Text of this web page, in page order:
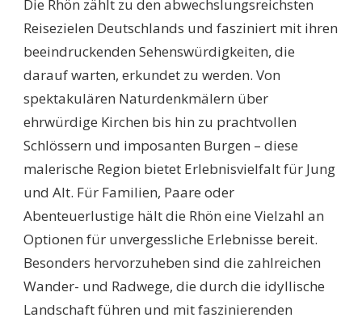
FASZINIERENDSTEN
IN
DER
FÜR
UNVERGESSLICHE
Die Rhön zählt zu den abwechslungsreichsten
Reisezielen Deutschlands und fasziniert mit ihren
beeindruckenden Sehenswürdigkeiten, die
darauf warten, erkundet zu werden. Von
spektakulären Naturdenkmälern über
ehrwürdige Kirchen bis hin zu prachtvollen
Schlössern und imposanten Burgen – diese
malerische Region bietet Erlebnisvielfalt für Jung
und Alt. Für Familien, Paare oder
Abenteuerlustige hält die Rhön eine Vielzahl an
Optionen für unvergessliche Erlebnisse bereit.
Besonders hervorzuheben sind die zahlreichen
Wander- und Radwege, die durch die idyllische
Landschaft führen und mit faszinierenden